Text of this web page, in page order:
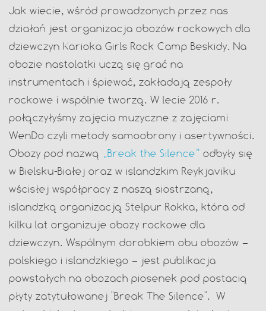
Jak wiecie, wśród prowadzonych przez nas
działań jest organizacja obozów rockowych dla
dziewczyn Karioka Girls Rock Camp Beskidy. Na
obozie nastolatki uczą się grać na
instrumentach i śpiewać, zakładają zespoły
rockowe i wspólnie tworzą. W lecie 2016 r.
połączyłyśmy zajęcia muzyczne z zajęciami
WenDo czyli metody samoobrony i asertywności.
Obozy pod nazwą „Break the Silence” odbyły się
w Bielsku-Białej oraz w islandzkim Reykjaviku
wścisłej współpracy z naszą siostrzaną,
islandzką organizacją Stelpur Rokka, która od
kilku lat organizuje obozy rockowe dla
dziewczyn. Wspólnym dorobkiem obu obozów –
polskiego i islandzkiego – jest publikacja
powstałych na obozach piosenek pod postacią
płyty zatytułowanej "Break The Silence". W